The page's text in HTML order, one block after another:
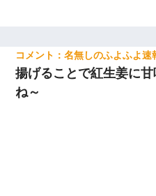
名無しのふよふよ速
揚げることで紅生姜に
ね～